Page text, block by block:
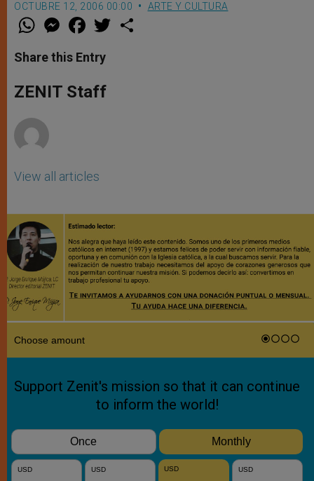
OCTUBRE 12, 2006 00:00 ARTE Y CULTURA
W
t
s
p
p
M
e
s
e
g
e
F
a
e
b
o
k
w
Share this Entry
ZENIT Staff
View all articles